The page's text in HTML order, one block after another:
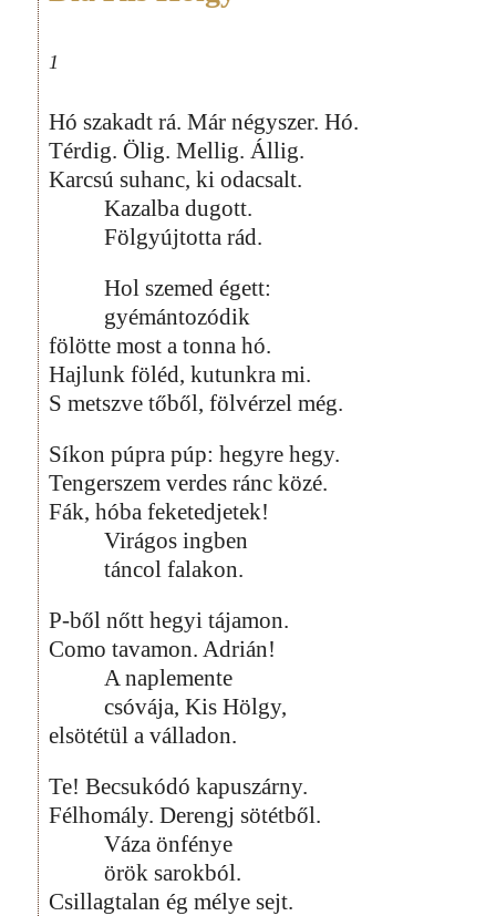
1
Hó szakadt rá. Már négyszer. Hó.
Térdig. Ölig. Mellig. Állig.
Karcsú suhanc, ki odacsalt.
Kazalba dugott.
Fölgyújtotta rád.
Hol szemed égett:
gyémántozódik
fölötte most a tonna hó.
Hajlunk föléd, kutunkra mi.
S metszve tőből, fölvérzel még.
Síkon púpra púp: hegyre hegy.
Tengerszem verdes ránc közé.
Fák, hóba feketedjetek!
Virágos ingben
táncol falakon.
P-ből nőtt hegyi tájamon.
Como tavamon. Adrián!
A naplemente
csóvája, Kis Hölgy,
elsötétül a válladon.
Te! Becsukódó kapuszárny.
Félhomály. Derengj sötétből.
Váza önfénye
örök sarokból.
Csillagtalan ég mélye sejt.